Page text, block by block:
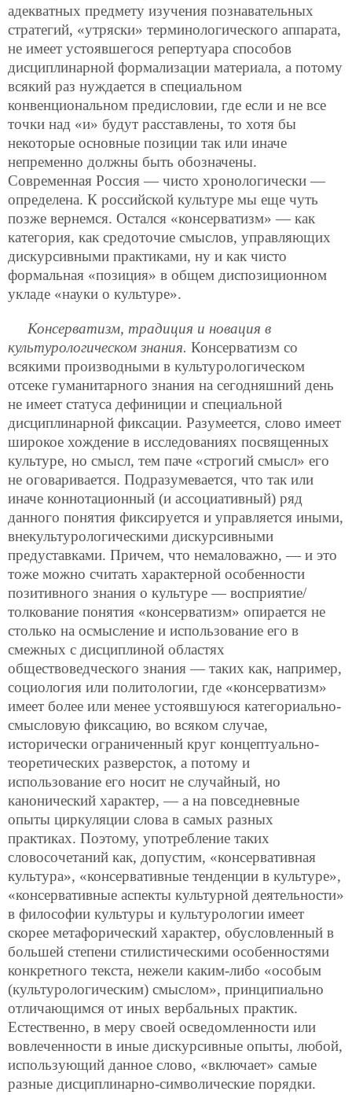
адекватных предмету изучения познавательных
стратегий, «утряски» терминологического аппарата,
не имеет устоявшегося репертуара способов
дисциплинарной формализации материала, а потому
всякий раз нуждается в специальном
конвенциональном предисловии, где если и не все
точки над «и» будут расставлены, то хотя бы
некоторые основные позиции так или иначе
непременно должны быть обозначены.
Современная Россия — чисто хронологически —
определена. К российской культуре мы еще чуть
позже вернемся. Остался «консерватизм» — как
категория, как средоточие смыслов, управляющих
дискурсивными практиками, ну и как чисто
формальная «позиция» в общем диспозиционном
укладе «науки о культуре».
Консерватизм, традиция и новация в
культурологическом знания. Консерватизм со
всякими производными в культурологическом
отсеке гуманитарного знания на сегодняшний день
не имеет статуса дефиниции и специальной
дисциплинарной фиксации. Разумеется, слово имеет
широкое хождение в исследованиях посвященных
культуре, но смысл, тем паче «строгий смысл» его
не оговаривается. Подразумевается, что так или
иначе коннотационный (и ассоциативный) ряд
данного понятия фиксируется и управляется иными,
внекультурологическими дискурсивными
предуставками. Причем, что немаловажно, — и это
тоже можно считать характерной особенности
позитивного знания о культуре — восприятие/
толкование понятия «консерватизм» опирается не
столько на осмысление и использование его в
смежных с дисциплиной областях
обществоведческого знания — таких как, например,
социология или политологии, где «консерватизм»
имеет более или менее устоявшуюся категориально-
смысловую фиксацию, во всяком случае,
исторически ограниченный круг концептуально-
теоретических разверсток, а потому и
использование его носит не случайный, но
канонический характер, — а на повседневные
опыты циркуляции слова в самых разных
практиках. Поэтому, употребление таких
словосочетаний как, допустим, «консервативная
культура», «консервативные тенденции в культуре»,
«консервативные аспекты культурной деятельности»
в философии культуры и культурологии имеет
скорее метафорический характер, обусловленный в
большей степени стилистическими особенностями
конкретного текста, нежели каким-либо «особым
(культурологическим) смыслом», принципиально
отличающимся от иных вербальных практик.
Естественно, в меру своей осведомленности или
вовлеченности в иные дискурсивные опыты, любой,
использующий данное слово, «включает» самые
разные дисциплинарно-символические порядки.